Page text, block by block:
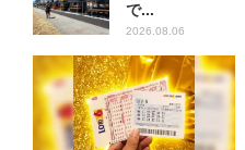
で...
2026.08.06